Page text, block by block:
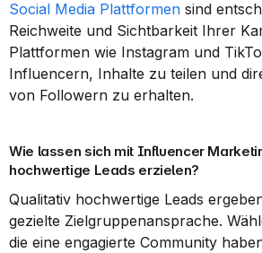
Social Media Plattformen sind
Reichweite und Sichtbarkeit Ihrer
Plattformen wie Instagram und
Influencern, Inhalte zu teilen und
von Followern zu erhalten.
Wie lassen sich mit Influencer
hochwertige Leads erzielen?
Qualitativ hochwertige Leads
gezielte Zielgruppenansprache.
die eine engagierte Community